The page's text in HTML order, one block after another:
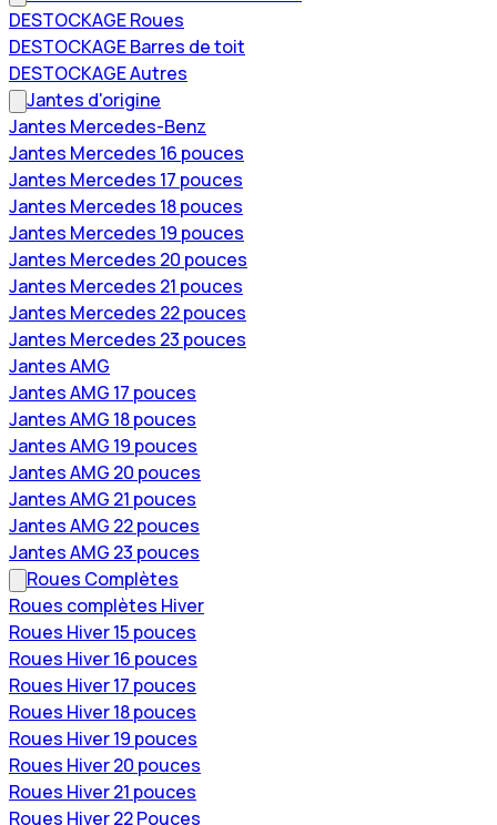
DESTOCKAGE Roues
DESTOCKAGE Barres de toit
DESTOCKAGE Autres
Jantes d'origine
Jantes Mercedes-Benz
Jantes Mercedes 16 pouces
Jantes Mercedes 17 pouces
Jantes Mercedes 18 pouces
Jantes Mercedes 19 pouces
Jantes Mercedes 20 pouces
Jantes Mercedes 21 pouces
Jantes Mercedes 22 pouces
Jantes Mercedes 23 pouces
Jantes AMG
Jantes AMG 17 pouces
Jantes AMG 18 pouces
Jantes AMG 19 pouces
Jantes AMG 20 pouces
Jantes AMG 21 pouces
Jantes AMG 22 pouces
Jantes AMG 23 pouces
Roues Complètes
Roues complètes Hiver
Roues Hiver 15 pouces
Roues Hiver 16 pouces
Roues Hiver 17 pouces
Roues Hiver 18 pouces
Roues Hiver 19 pouces
Roues Hiver 20 pouces
Roues Hiver 21 pouces
Roues Hiver 22 Pouces